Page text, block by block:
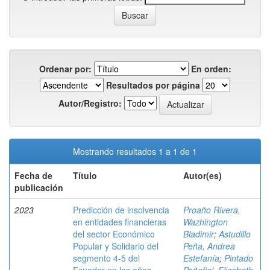
Ordenar por:
En orden:
Resultados por página
Autor/Registro:
Mostrando resultados 1 a 1 de 1
Fecha de
publicación
Título Autor(es)
2023
Predicción de insolvencia
en entidades financieras
del sector Económico
Popular y Solidario del
segmento 4-5 del
Proaño Rivera,
Wazhington
Bladimir;Astudillo
Peña, Andrea
Estefanía; Pintado